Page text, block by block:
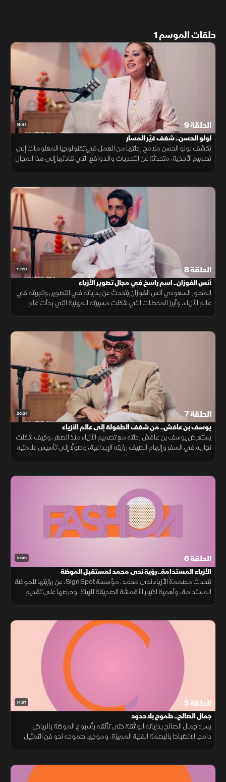
حلقات الموسم 1
15:41 الحلقة 9
لولو الحسن.. شغف غيّر المسار
تكشف لولو الحسن ملامح رحلتها من العمل في تكنولوجيا المعلومات إلى
تصميم الأحذية، متحدثة عن التحديات والدوافع التي قادتها إلى هذا المجال
15:20 الحلقة 8
أنس الفوزان.. اسم راسخ في مجال تصوير الأزياء
المصور السعودي أنس الفوزان يتحدث عن بداياته في التصوير، وتجربته في
عالم الأزياء، وأبرز المحطات التي شكلت مسيرته المهنية التي بدأت عام
20:24 الحلقة 7
يوسف بن عافش.. من شغف الطفولة إلى عالم الأزياء
يستعرض يوسف بن عافش رحلته مع تصميم الأزياء منذ الصغر، وكيف شكلت
تجاربه في السفر وإلهام الصيف رؤيته الإبداعية، وصولًا إلى تأسيس علامتيه
10:49 الحلقة 6
الأزياء المستدامة.. رؤية ندى محمد لمستقبل الموضة
تتحدث مصممة الأزياء ندى محمد، مؤسسة Sign Spot، عن رؤيتها للموضة
المستدامة، وأهمية اختيار الأقمشة الصديقة للبيئة، وحرصها على تقديم
14:57 الحلقة 5
جمال الصالح.. طموح بلا حدود
يسرد جمال الصالح بداياته الواثقة حتى تألقه بأسبوع الموضة بالرياض،
دامجا الانضباط بالبصمة الفنية المميزة، وموجها طموحه نحو فن التمثيل